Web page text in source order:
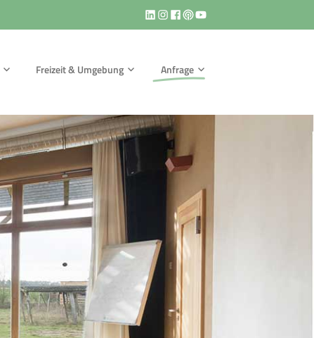
Freizeit & Umgebung Anfrage